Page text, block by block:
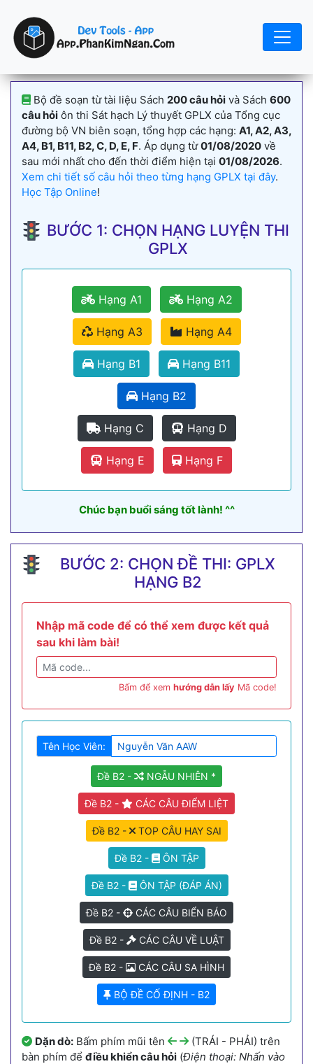
Bộ đề soạn từ tài liệu Sách 200 câu hỏi và Sách 600
câu hỏi ôn thi Sát hạch Lý thuyết GPLX của Tổng cục
đường bộ VN biên soạn, tổng hợp các hạng: A1, A2, A3,
A4, B1, B11, B2, C, D, E, F. Áp dụng từ01/08/2020 về
sau mới nhất cho đến thời điểm hiện tại 01/08/2026.
Xem chi tiết số câu hỏi theo từng hạng GPLX tại đây.
Học Tập Online!
BƯỚC 1: CHỌN HẠNG LUYỆN THI
GPLX
Hạng A1 Hạng A2
Hạng A3 Hạng A4
Hạng B1 Hạng B11
Hạng B2
Hạng C Hạng D
Hạng E Hạng F
Chúc bạn buổi sáng tốt lành! ^^
BƯỚC 2: CHỌN ĐỀ THI: GPLX
HẠNG B2
Nhập mã code để có thể xem được kết quả
sau khi làm bài!
Bấm để xem hướng dẫn lấy Mã code!
Tên Học Viên:
Đề B2 - NGẪU NHIÊN *
Đề B2 - CÁC CÂU ĐIỂM LIỆT
Đề B2 - TOP CÂU HAY SAI
Đề B2 - ÔN TẬP
Đề B2 - ÔN TẬP (ĐÁP ÁN)
Đề B2 - CÁC CÂU BIỂN BÁO
Đề B2 - CÁC CÂU VỀ LUẬT
Đề B2 - CÁC CÂU SA HÌNH
BỘ ĐỀ CỐ ĐỊNH - B2
Dặn dò: Bấm phím mũi tên
(TRÁI - PHẢI) trên
bàn phím để điều khiển câu hỏi (Điện thoại: Nhấn vào